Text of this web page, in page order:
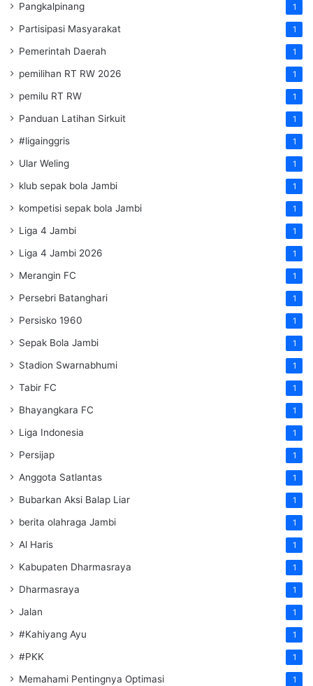
Pangkalpinang 1
Partisipasi Masyarakat 1
Pemerintah Daerah 1
pemilihan RT RW 2026 1
pemilu RT RW 1
Panduan Latihan Sirkuit 1
#ligainggris 1
Ular Weling 1
klub sepak bola Jambi 1
kompetisi sepak bola Jambi 1
Liga 4 Jambi 1
Liga 4 Jambi 2026 1
Merangin FC 1
Persebri Batanghari 1
Persisko 1960 1
Sepak Bola Jambi 1
Stadion Swarnabhumi 1
Tabir FC 1
Bhayangkara FC 1
Liga Indonesia 1
Persijap 1
Anggota Satlantas 1
Bubarkan Aksi Balap Liar 1
berita olahraga Jambi 1
Al Haris 1
Kabupaten Dharmasraya 1
Dharmasraya 1
Jalan 1
#Kahiyang Ayu 1
#PKK 1
Memahami Pentingnya Optimasi 1